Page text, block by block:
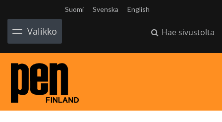
Suomi Svenska English
Valikko Hae sivustolta